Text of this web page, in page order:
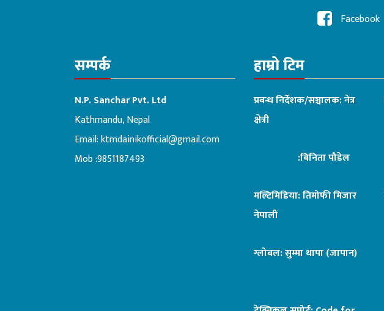
Facebook
सम्पर्क
N.P. Sanchar Pvt. Ltd
Kathmandu, Nepal
Email:ktmdainikofficial@gmail.com
Mob :9851187493
हाम्रो टिम
प्रबन्ध निर्देशक/सञ्चालक: नेत्र
क्षेत्री
:बिनिता पौडेल
मल्टिमिडिया: तिमोफी मिजार
नेपाली
ग्लोबल: सुम्मा थापा (जापान)